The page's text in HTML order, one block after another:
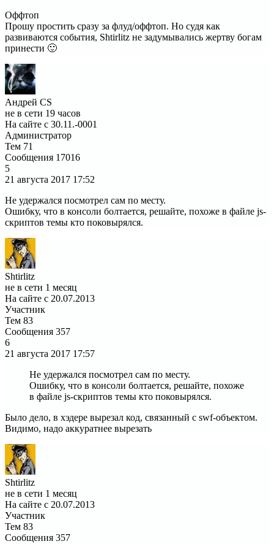
Оффтоп
Прошу простить сразу за флуд/оффтоп. Но судя как
развиваются события, Shtirlitz не задумывались жертву богам
принести 🙂
Андрей CS
не в сети 19 часов
На сайте с 30.11.-0001
Администратор
Тем 71
Сообщения 17016
5
21 августа 2017 17:52
Не удержался посмотрел сам по месту.
Ошибку, что в консоли болтается, решайте, похоже в файле js-
скриптов темы кто поковырялся.
Shtirlitz
не в сети 1 месяц
На сайте с 20.07.2013
Участник
Тем 83
Сообщения 357
6
21 августа 2017 17:57
Не удержался посмотрел сам по месту.
Ошибку, что в консоли болтается, решайте, похоже
в файле js-скриптов темы кто поковырялся.
Было дело, в хэдере вырезал код, связанный с swf-объектом.
Видимо, надо аккуратнее вырезать
Shtirlitz
не в сети 1 месяц
На сайте с 20.07.2013
Участник
Тем 83
Сообщения 357